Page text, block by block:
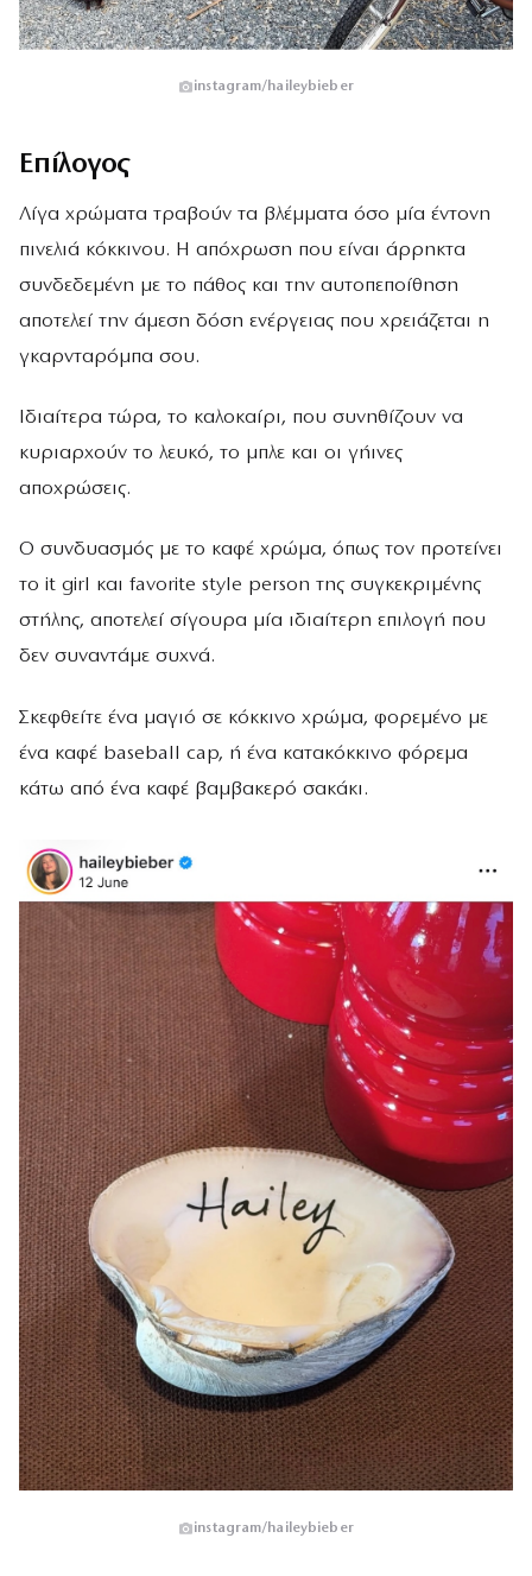
instagram/haileybieber
Επίλογος
Λίγα χρώματα τραβούν τα βλέμματα όσο μία έντονη
πινελιά κόκκινου. Η απόχρωση που είναι άρρηκτα
συνδεδεμένη με το πάθος και την αυτοπεποίθηση
αποτελεί την άμεση δόση ενέργειας που χρειάζεται η
γκαρνταρόμπα σου.
Ιδιαίτερα τώρα, το καλοκαίρι, που συνηθίζουν να
κυριαρχούν το λευκό, το μπλε και οι γήινες
αποχρώσεις.
Ο συνδυασμός με το καφέ χρώμα, όπως τον προτείνει
το it girl και favorite style person της συγκεκριμένης
στήλης, αποτελεί σίγουρα μία ιδιαίτερη επιλογή που
δεν συναντάμε συχνά.
Σκεφθείτε ένα μαγιό σε κόκκινο χρώμα, φορεμένο με
ένα καφέ baseball cap, ή ένα κατακόκκινο φόρεμα
κάτω από ένα καφέ βαμβακερό σακάκι.
instagram/haileybieber